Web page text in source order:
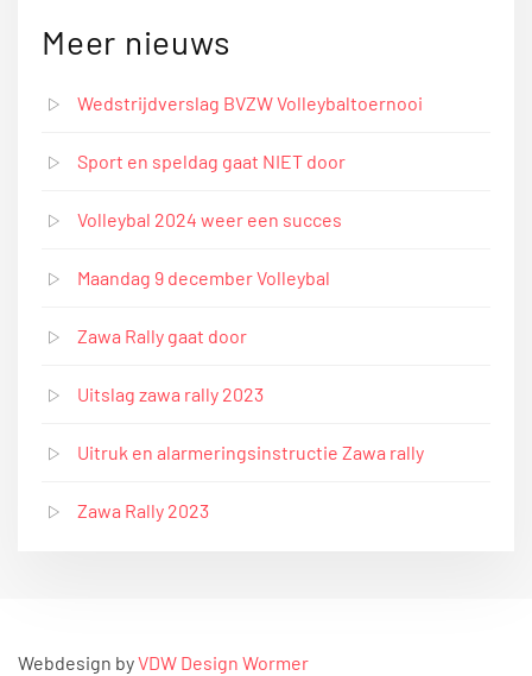
Meer nieuws
Wedstrijdverslag BVZW Volleybaltoernooi
Sport en speldag gaat NIET door
Volleybal 2024 weer een succes
Maandag 9 december Volleybal
Zawa Rally gaat door
Uitslag zawa rally 2023
Uitruk en alarmeringsinstructie Zawa rally
Zawa Rally 2023
Webdesign byVDW Design Wormer